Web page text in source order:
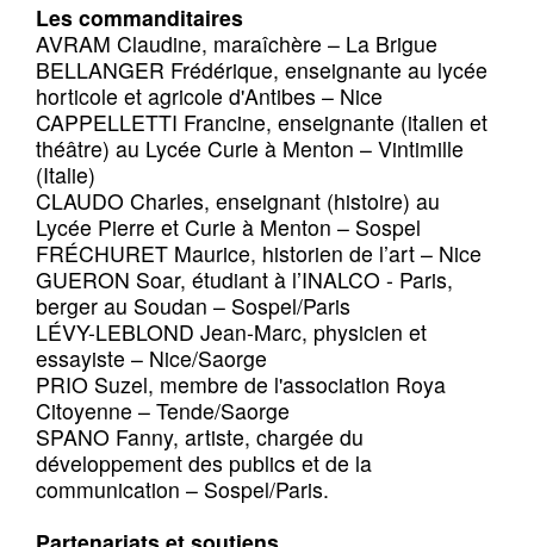
Les commanditaires
AVRAM Claudine, maraîchère – La Brigue
BELLANGER Frédérique, enseignante au lycée
horticole et agricole d'Antibes – Nice
CAPPELLETTI Francine, enseignante (italien et
théâtre) au Lycée Curie à Menton – Vintimille
(Italie)
CLAUDO Charles, enseignant (histoire) au
Lycée Pierre et Curie à Menton – Sospel
FRÉCHURET Maurice, historien de l’art – Nice
GUERON Soar, étudiant à l’INALCO - Paris,
berger au Soudan – Sospel/Paris
LÉVY-LEBLOND Jean-Marc, physicien et
essayiste – Nice/Saorge
PRIO Suzel, membre de l'association Roya
Citoyenne – Tende/Saorge
SPANO Fanny, artiste, chargée du
développement des publics et de la
communication – Sospel/Paris.